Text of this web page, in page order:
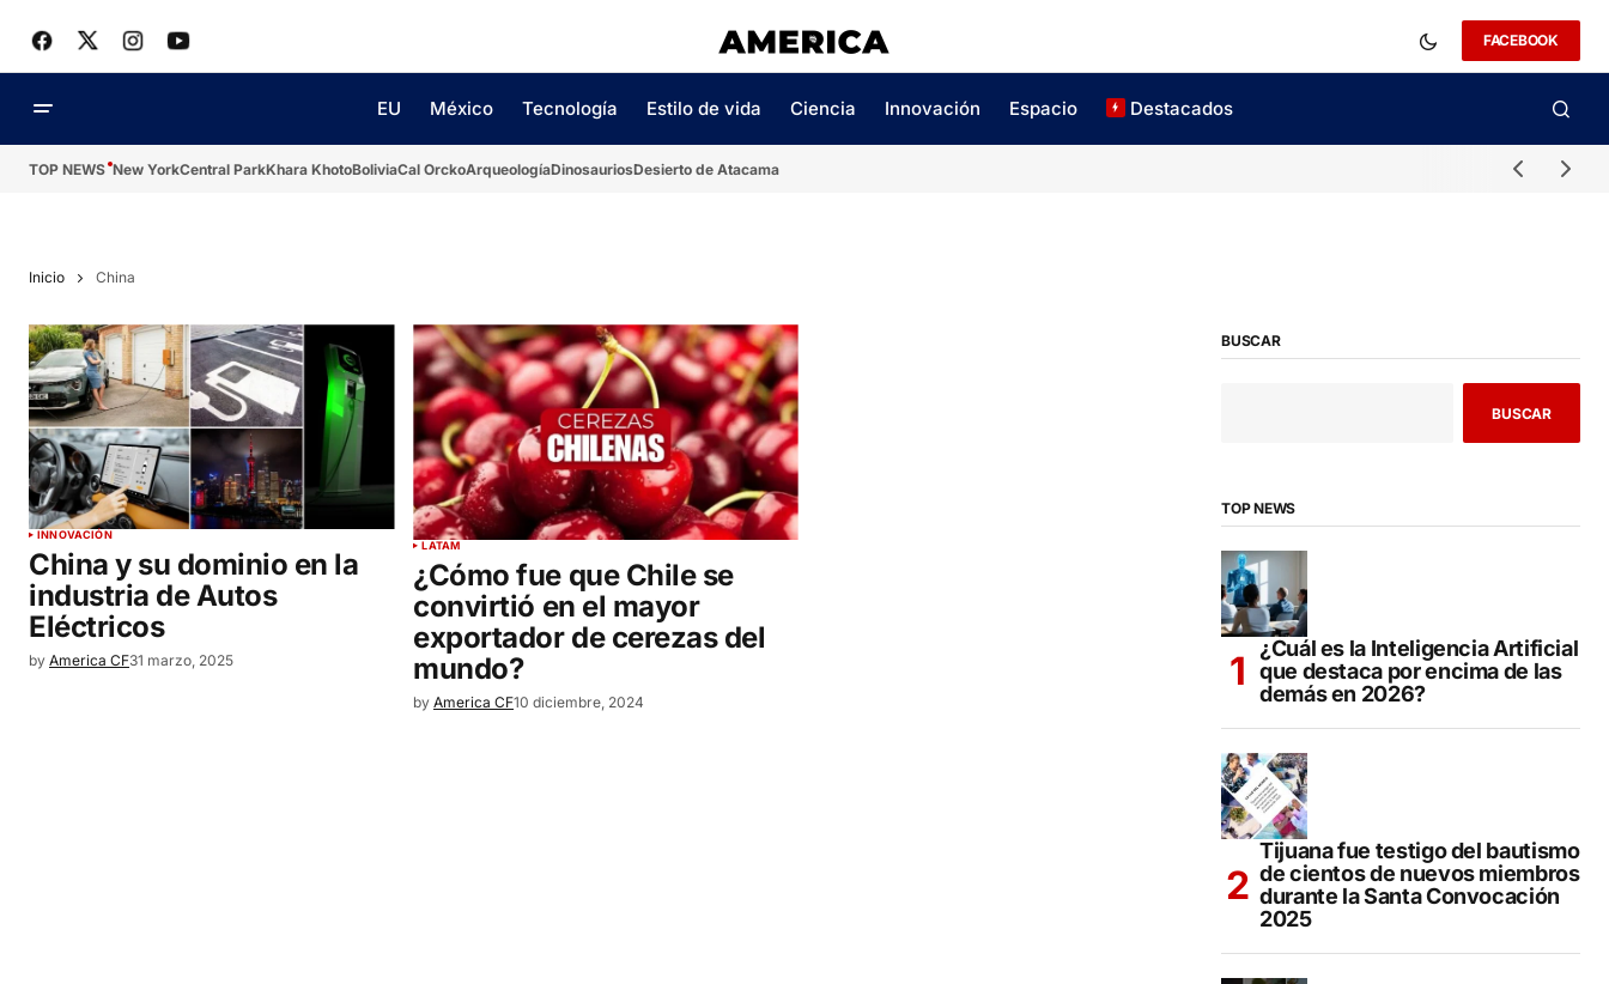
FACEBOOK
EU México Tecnología Estilo de vida Ciencia Innovación Espacio Destacados
TOP NEWS New YorkCentral ParkKhara KhotoBoliviaCal OrckoArqueologíaDinosauriosDesierto de Atacama
Inicio China
INNOVACIÓN
China y su dominio en la
industria de Autos
Eléctricos
by America CF31 marzo, 2025
LATAM
¿Cómo fue que Chile se
convirtió en el mayor
exportador de cerezas del
mundo?
by America CF10 diciembre, 2024
BUSCAR
BUSCAR
TOP NEWS
¿Cuál es la Inteligencia Artificial
que destaca por encima de las
demás en 2026?
Tijuana fue testigo del bautismo
de cientos de nuevos miembros
durante la Santa Convocación
2025